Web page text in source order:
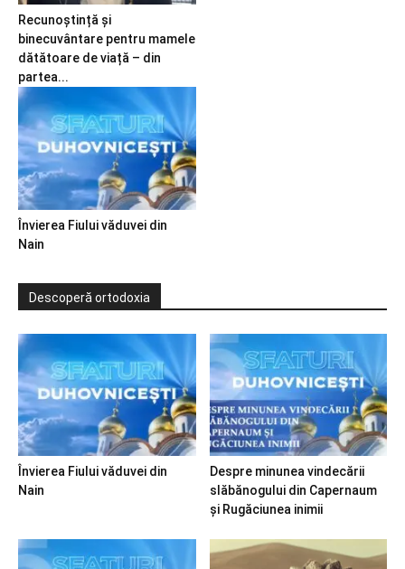
Recunoștință și
binecuvântare pentru mamele
dătătoare de viață – din
partea...
Învierea Fiului văduvei din
Nain
Descoperă ortodoxia
Învierea Fiului văduvei din
Nain
Despre minunea vindecării
slăbănogului din Capernaum
și Rugăciunea inimii